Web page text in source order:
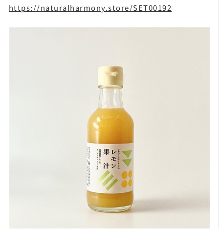
https://naturalharmony.store/SET00192